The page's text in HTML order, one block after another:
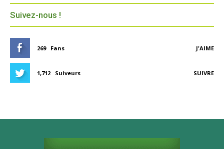
Suivez-nous !
269 Fans J'AIME
1,712 Suiveurs SUIVRE